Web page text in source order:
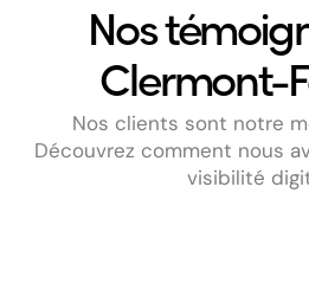
Nos
Clermont-
Nos clients sont notre
Découvrez comment nous
visibilité